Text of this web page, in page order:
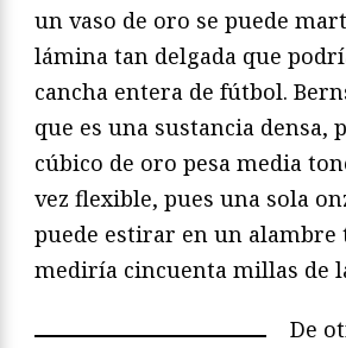
un vaso de oro se puede
lámina tan delgada que
cancha entera de fútbol.
que es una sustancia densa,
cúbico de oro pesa media
vez flexible, pues una sola
puede estirar en un alambre
mediría cincuenta millas de
De